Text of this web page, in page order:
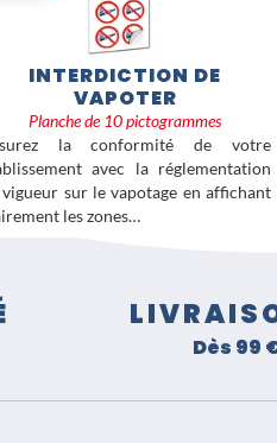
INTERDICTION DE
VAPOTER
Planche de 10 pictogrammes
la conformité de votre
avec la réglementation
vigueur sur le vapotage en affichant
les zones…
Dès 99